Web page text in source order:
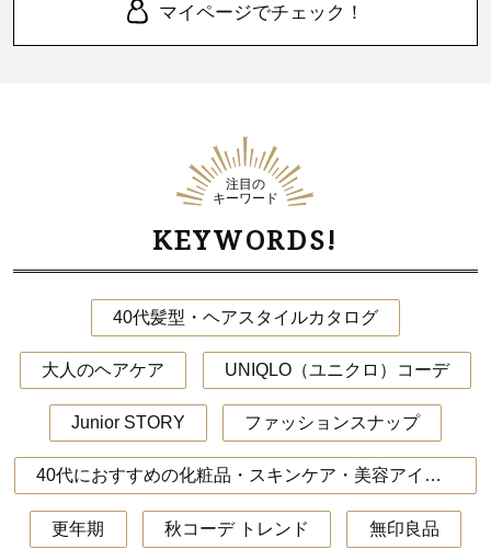
マイページでチェック！
注目の
キーワード
KEYWORDS!
40代髪型・ヘアスタイルカタログ
大人のヘアケア UNIQLO（ユニクロ）コーデ
Junior STORY ファッションスナップ
40代におすすめの化粧品・スキンケア・美容アイテム
更年期 秋コーデ トレンド 無印良品